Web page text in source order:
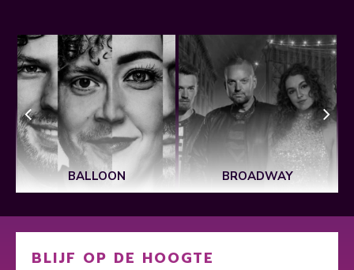
BALLOON BROADWAY
BLIJF OP DE HOOGTE